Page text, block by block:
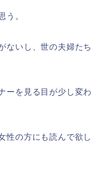
う。
ないし、世の夫婦たち
ーを見る目が少し変わ
性の方にも読んで欲し